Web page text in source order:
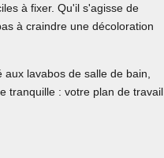
à fixer. Qu'il s'agisse de
à craindre une décoloration
lavabos de salle de bain,
tranquille : votre plan de travail